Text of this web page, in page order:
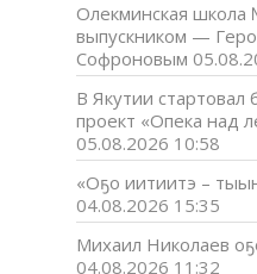
Олекминская школа
выпускником —
Софроновым
В Якутии стартовал
проект «Опека над
05.08.2026 10:58
«Оҕо иитиитэ –
04.08.2026 15:35
Михаил Николаев
04.08.2026 11:32